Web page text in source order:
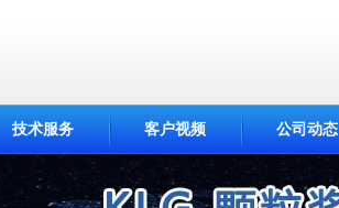
技术服务 客户视频 公司动态